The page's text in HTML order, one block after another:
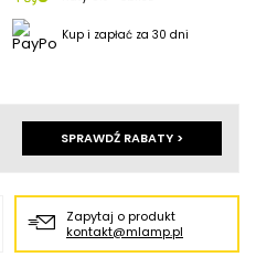
Kup i zapłać za 30 dni
SPRAWDŹ RABATY >
Zapytaj o produkt
kontakt@mlamp.pl